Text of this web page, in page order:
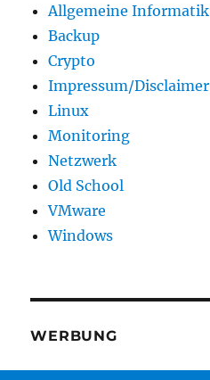
Allgemeine Informatik
Backup
Crypto
Impressum/Disclaimer
Linux
Monitoring
Netzwerk
Old School
VMware
Windows
WERBUNG